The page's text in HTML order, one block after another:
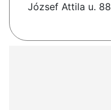
József Attila u. 88